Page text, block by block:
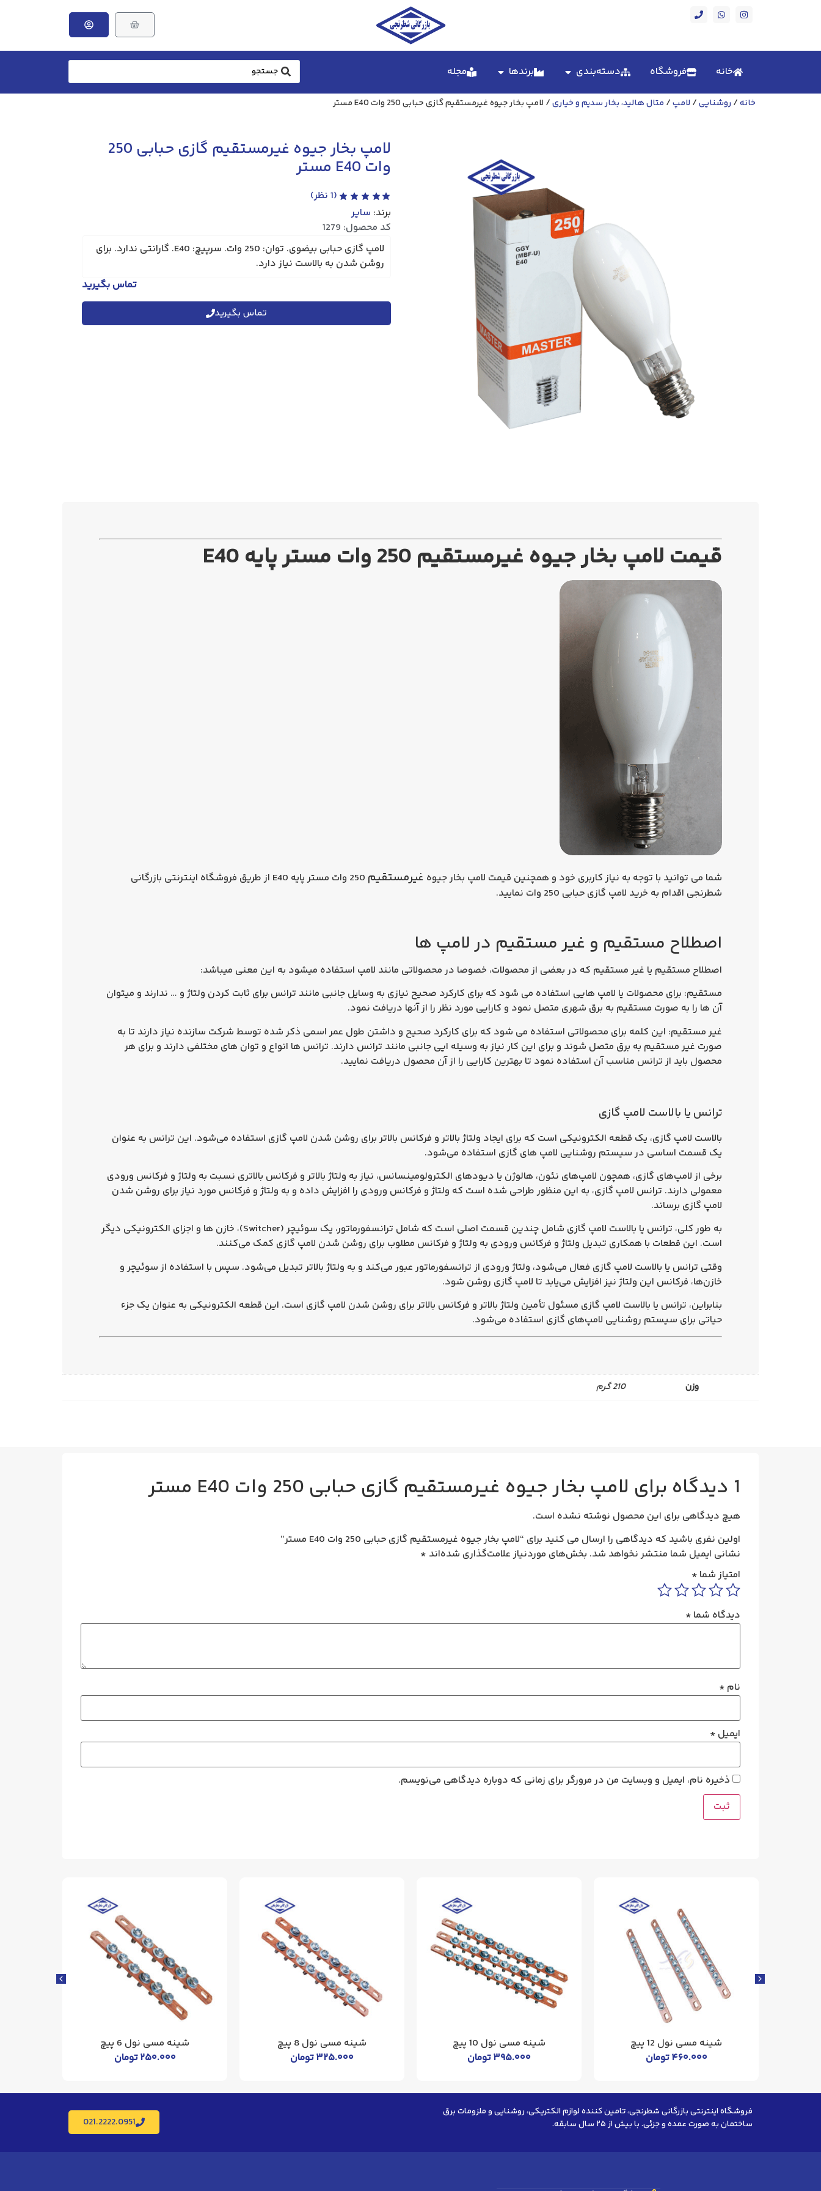
خانه فروشگاه دسته‌بندی برندها مجله
خانه/ روشنایی/ لامپ/ متال هالید، بخار سدیم و خیاری/ لامپ بخار جیوه غیرمستقیم گازی حبابی 250 وات E40 مستر
لامپ بخار جیوه غیرمستقیم گازی حبابی 250
وات E40 مستر
(
1 نظر)
برند: سایر
کد محصول: 1279
لامپ گازی حبابی بیضوی. توان: 250 وات. سرپیچ: E40. گارانتی ندارد. برای
روشن شدن به بالاست نیاز دارد.
تماس بگیرید
تماس بگیرید
قیمت لامپ بخار جیوه غیرمستقیم 250 وات مستر پایه E40
شما می توانید با توجه به نیاز کاربری خود و همچنین قیمت لامپ بخار جیوه غیرمستقیم
250 وات مستر پایه E40 از طریق فروشگاه اینترنتی بازرگانی
شطرنجی اقدام به خرید لامپ گازی حبابی 250 وات نمایید.
اصطلاح مستقیم و غیر مستقیم در لامپ ها
اصطلاح مستقیم یا غیر مستقیم که در بعضی از محصولات، خصوصا در محصولاتی مانند لامپ استفاده میشود به این معنی میباشد:
مستقیم: برای محصولات یا لامپ هایی استفاده می شود که برای کارکرد صحیح نیازی به وسایل جانبی مانند ترانس برای ثابت کردن ولتاژ و … ندارند و میتوان
آن ها را به صورت مستقیم به برق شهری متصل نمود و کارایی مورد نظر را از آنها دریافت نمود.
غیر مستقیم: این کلمه برای محصولاتی استفاده می شود که برای کارکرد صحیح و داشتن طول عمر اسمی ذکر شده توسط شرکت سازنده نیاز دارند تا به
صورت غیر مستقیم به برق متصل شوند و برای این کار نیاز به وسیله ایی جانبی مانند ترانس دارند. ترانس ها انواع و توان های مختلفی دارند و برای هر
محصول باید از ترانس مناسب آن استفاده نمود تا بهترین کارایی را از آن محصول دریافت نمایید.
ترانس‌ یا بالاست لامپ گازی
بالاست لامپ گازی، یک قطعه الکترونیکی است که برای ایجاد ولتاژ بالاتر و فرکانس بالاتر برای روشن شدن لامپ گازی استفاده می‌شود. این ترانس به عنوان
یک قسمت اساسی در سیستم روشنایی لامپ‌ های گازی استفاده می‌شود.
برخی از لامپ‌های گازی، همچون لامپ‌های نئون، هالوژن یا دیودهای الکترولومینسانس، نیاز به ولتاژ بالاتر و فرکانس بالاتری نسبت به ولتاژ و فرکانس ورودی
معمولی دارند. ترانس لامپ گازی، به این منظور طراحی شده است که ولتاژ و فرکانس ورودی را افزایش داده و به ولتاژ و فرکانس مورد نیاز برای روشن شدن
لامپ گازی برساند.
به طور کلی، ترانس یا بالاست لامپ گازی
شامل چندین قسمت اصلی است که شامل ترانسفورماتور، یک سوئیچر (Switcher)، خازن‌ ها و اجزای الکترونیکی دیگر
است. این قطعات با همکاری تبدیل ولتاژ و فرکانس ورودی به ولتاژ و فرکانس مطلوب برای روشن شدن لامپ گازی کمک می‌کنند.
وقتی ترانس یا بالاست لامپ گازی فعال می‌شود، ولتاژ ورودی از ترانسفورماتور عبور می‌کند و به ولتاژ بالاتر تبدیل می‌شود. سپس با استفاده از سوئیچر و
خازن‌ها، فرکانس این ولتاژ نیز افزایش می‌یابد تا لامپ گازی روشن شود.
بنابراین، ترانس یا بالاست لامپ گازی مسئول تأمین ولتاژ بالاتر و فرکانس بالاتر برای روشن شدن لامپ گازی است. این قطعه الکترونیکی به عنوان یک جزء
حیاتی برای سیستم روشنایی لامپ‌های گازی استفاده می‌شود.
وزن 210 گرم
1 دیدگاه برای لامپ بخار جیوه غیرمستقیم گازی حبابی 250 وات E40 مستر
هیچ دیدگاهی برای این محصول نوشته نشده است.
اولین نفری باشید که دیدگاهی را ارسال می کنید برای “لامپ بخار جیوه غیرمستقیم گازی حبابی 250 وات E40 مستر”
نشانی ایمیل شما منتشر نخواهد شد. بخش‌های موردنیاز علامت‌گذاری شده‌اند *
امتیاز شما *
دیدگاه شما *
نام *
ایمیل *
ذخیره نام، ایمیل و وبسایت من در مرورگر برای زمانی که دوباره دیدگاهی می‌نویسم.
شینه مسی نول 12 پیچ
۴۶۰.۰۰۰تومان
شینه مسی نول 10 پیچ
۳۹۵.۰۰۰تومان
شینه مسی نول 8 پیچ
۳۲۵.۰۰۰تومان
شینه مسی نول 6 پیچ
۲۵۰.۰۰۰تومان
فروشگاه اینترنتی بازرگانی شطرنجی، تامین کننده لوازم الکتریکی، روشنایی و ملزومات برق
ساختمان به صورت عمده و جزئی. با بیش از ۲۵ سال سابقه.
021.2222.0951